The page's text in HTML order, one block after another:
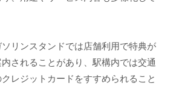
リンスタンドでは店舗利用で特典が
されることがあり、駅構内では交通
レジットカードをすすめられること